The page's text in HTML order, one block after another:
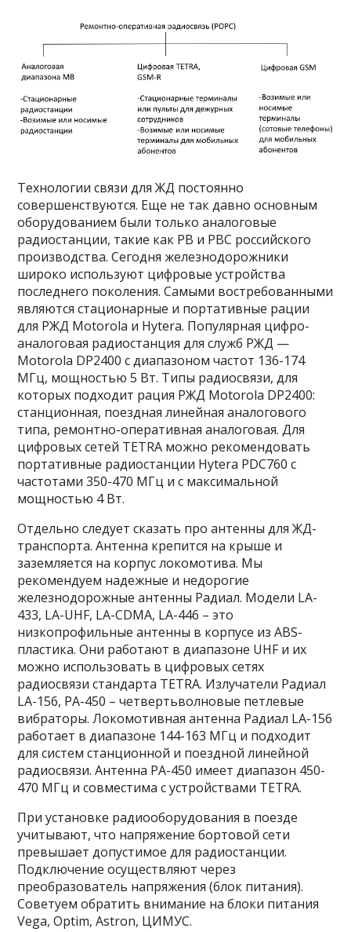
Технологии связи для ЖД постоянно
совершенствуются. Еще не так давно основным
оборудованием были только аналоговые
радиостанции, такие как РВ и РВС российского
производства. Сегодня железнодорожники
широко используют цифровые устройства
последнего поколения. Самыми востребованными
являются стационарные и портативные рации
для РЖД Motorola и Hytera. Популярная цифро-
аналоговая радиостанция для служб РЖД —
Motorola DP2400 с диапазоном частот 136-174
МГц, мощностью 5 Вт. Типы радиосвязи, для
которых подходит рация РЖД Motorola DP2400:
станционная, поездная линейная аналогового
типа, ремонтно-оперативная аналоговая. Для
цифровых сетей TETRA можно рекомендовать
портативные радиостанции Hytera PDC760 с
частотами 350-470 МГц и с максимальной
мощностью 4 Вт.
Отдельно следует сказать про антенны для ЖД-
транспорта. Антенна крепится на крыше и
заземляется на корпус локомотива. Мы
рекомендуем надежные и недорогие
железнодорожные антенны Радиал. Модели LA-
433, LA-UHF, LA-CDMA, LA-446 – это
низкопрофильные антенны в корпусе из ABS-
пластика. Они работают в диапазоне UHF и их
можно использовать в цифровых сетях
радиосвязи стандарта TETRA. Излучатели Радиал
LA-156, PA-450 – четвертьволновые петлевые
вибраторы. Локомотивная антенна Радиал LA-156
работает в диапазоне 144-163 МГц и подходит
для систем станционной и поездной линейной
радиосвязи. Антенна PA-450 имеет диапазон 450-
470 МГц и совместима с устройствами TETRA.
При установке радиооборудования в поезде
учитывают, что напряжение бортовой сети
превышает допустимое для радиостанции.
Подключение осуществляют через
преобразователь напряжения (блок питания).
Советуем обратить внимание на блоки питания
Vega, Optim, Astron, ЦИМУС.